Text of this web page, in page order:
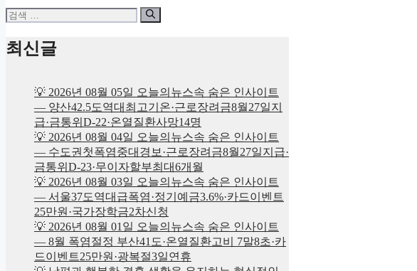
검
최신글
💡 2026년 08월 05일 오늘의뉴스속 숨은 인사이트
— 양산42.5도역대최고기온·근로장려금8월27일지
급·금통위D-22·온열질환사망14명
💡 2026년 08월 04일 오늘의뉴스속 숨은 인사이트
— 수도권첫폭염중대경보·근로장려금8월27일지급·
금통위D-23·무이자할부최대6개월
💡 2026년 08월 03일 오늘의뉴스속 숨은 인사이트
— 서울37도역대급폭염·정기예금3.6%·카드이벤트
25만원·국가장학금2차신청
💡 2026년 08월 01일 오늘의뉴스속 숨은 인사이트
— 8월 폭염절정 부산41도·온열질환고비 7말8초·카
드이벤트25만원·광복절3일연휴